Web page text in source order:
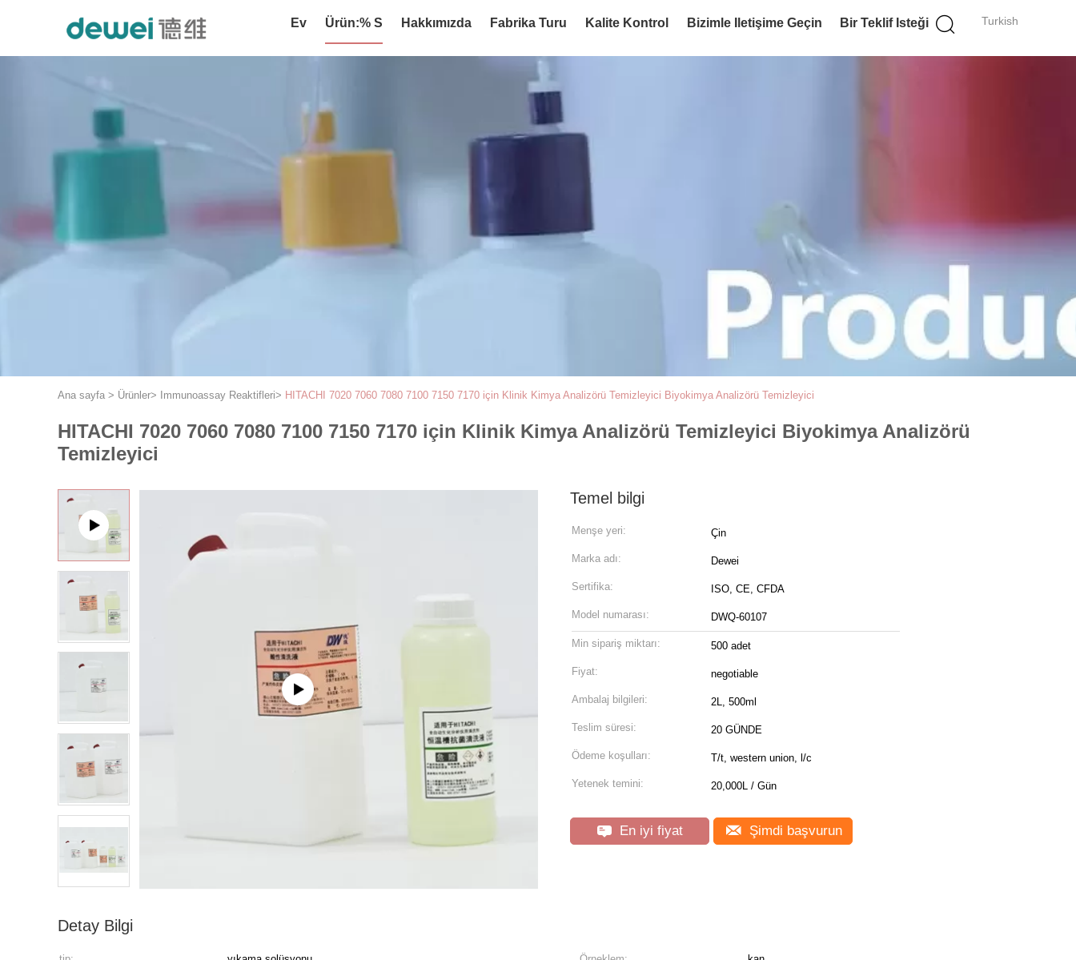
Turkish
Ev Ürün:% S Hakkımızda Fabrika Turu Kalite Kontrol Bizimle Iletişime Geçin Bir Teklif Isteği
Ana sayfa > Ürünler> Immunoassay Reaktifleri> HITACHI 7020 7060 7080 7100 7150 7170 için Klinik Kimya Analizörü Temizleyici Biyokimya Analizörü Temizleyici
HITACHI 7020 7060 7080 7100 7150 7170 için Klinik Kimya Analizörü Temizleyici Biyokimya Analizörü
Temizleyici
Temel bilgi
Menşe yeri: Çin
Marka adı: Dewei
Sertifika: ISO, CE, CFDA
Model numarası: DWQ-60107
Min sipariş miktarı: 500 adet
Fiyat: negotiable
Ambalaj bilgileri: 2L, 500ml
Teslim süresi: 20 GÜNDE
Ödeme koşulları: T/t, western union, l/c
Yetenek temini: 20,000L / Gün
En iyi fiyat Şimdi başvurun
Detay Bilgi